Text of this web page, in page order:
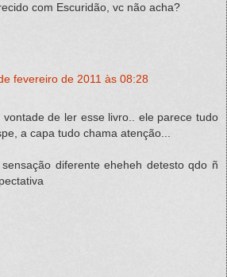
com Escuridão, vc não acha?
fevereiro de 2011 às 08:28
de ler esse livro.. ele parece tudo
a capa tudo chama atenção...
diferente eheheh detesto qdo ñ